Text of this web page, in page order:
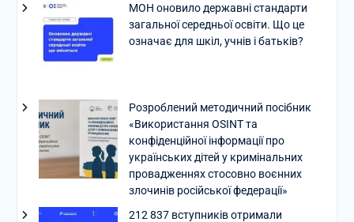
МОН оновило державні стандарти
загальної середньої освіти. Що це
означає для шкіл, учнів і батьків?
Розроблений методичний посібник
«Використання OSINT та
конфіденційної інформації про
українських дітей у кримінальних
провадженнях стосовно воєнних
злочинів російської федерації»
212 837 вступників отримали